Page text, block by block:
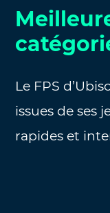
Le FPS
issues de ses
rapides et